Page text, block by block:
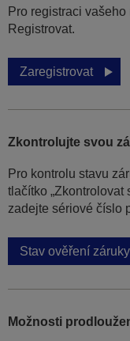
Pro registraci
Registrovat.
Zaregistrovat
Zkontrolujte svou
Pro kontrolu stavu
tlačítko „Zkontrolovat
zadejte sériové číslo
Stav ověření záruky
Možnosti